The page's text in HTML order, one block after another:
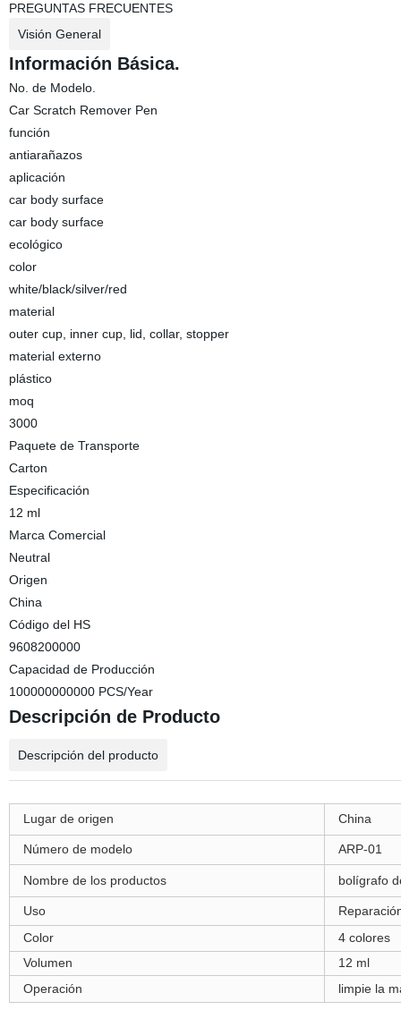
PREGUNTAS FRECUENTES
Visión General
Información Básica.
No. de Modelo.
Car Scratch Remover Pen
función
antiarañazos
aplicación
car body surface
car body surface
ecológico
color
white/black/silver/red
material
outer cup, inner cup, lid, collar, stopper
material externo
plástico
moq
3000
Paquete de Transporte
Carton
Especificación
12 ml
Marca Comercial
Neutral
Origen
China
Código del HS
9608200000
Capacidad de Producción
100000000000 PCS/Year
Descripción de Producto
Descripción del producto
Lugar de origen China
Número de modelo ARP-01
Nombre de los productos bolígrafo
Uso
Color
4 colores
Volumen
12 ml
Operación
limpie la